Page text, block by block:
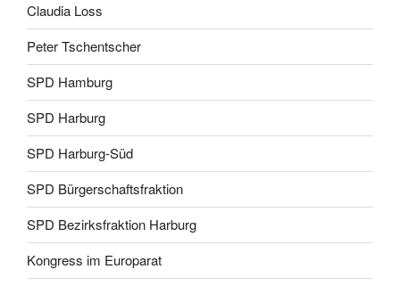
Claudia Loss
Peter Tschentscher
SPD Hamburg
SPD Harburg
SPD Harburg-Süd
SPD Bürgerschaftsfraktion
SPD Bezirksfraktion Harburg
Kongress im Europarat